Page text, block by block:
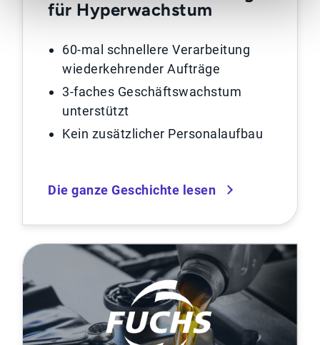
für Hyperwachstum
60-mal schnellere Verarbeitung
wiederkehrender Aufträge
3-faches Geschäftswachstum
unterstützt
Kein zusätzlicher Personalaufbau
Die ganze Geschichte lesen